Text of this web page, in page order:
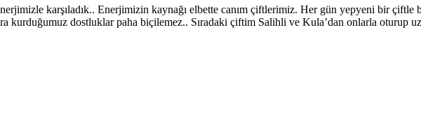
karşıladık.. Enerjimizin kaynağı elbette canım çiftlerimiz. Her gün yepyeni bir
kurduğumuz dostluklar paha biçilemez.. Sıradaki çiftim Salihli ve Kula’dan onlarla oturup